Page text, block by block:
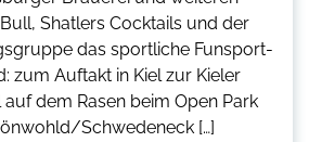
Shatlers Cocktails und der
das sportliche Funsport-
zum Auftakt in Kiel zur Kieler
dem Rasen beim Open Park
Schwedeneck […]